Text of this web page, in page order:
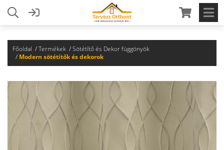
Főoldal Termékek
Sötétítő és Dekor függönyök
Modern sötétítők és dekorok